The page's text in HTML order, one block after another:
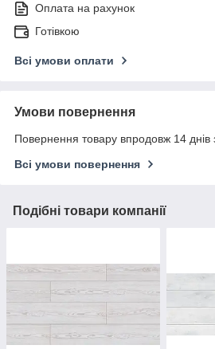
Оплата на рахунок
Готівкою
Всі умови оплати
Умови повернення
Повернення товару впродовж 14 днів
Всі умови повернення
Подібні товари компанії